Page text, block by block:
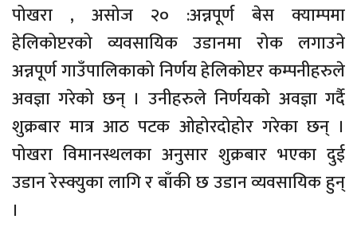
पोखरा , असोज २० :अन्नपूर्ण बेस क्याम्पमा
हेलिकोप्टरको व्यवसायिक उडानमा रोक लगाउने
अन्नपूर्ण गाउँपालिकाको निर्णय हेलिकोप्टर कम्पनीहरुले
अवज्ञा गरेको छन् । उनीहरुले निर्णयको अवज्ञा गर्दै
शुक्रबार मात्र आठ पटक ओहोरदोहोर गरेका छन् ।
पोखरा विमानस्थलका अनुसार शुक्रबार भएका दुई
उडान रेस्क्युका लागि र बाँकी छ उडान व्यवसायिक हुन्
।